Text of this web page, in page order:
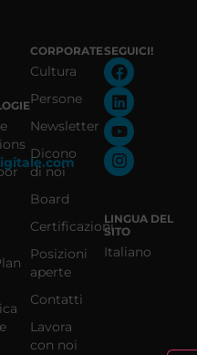
CORPORATE
Cultura
Persone
Newsletter
Dicono
di noi
Board
Certificazioni
Posizioni
aperte
Contatti
Lavora
con noi
SEGUICI!
LINGUA DEL
SITO
Italiano